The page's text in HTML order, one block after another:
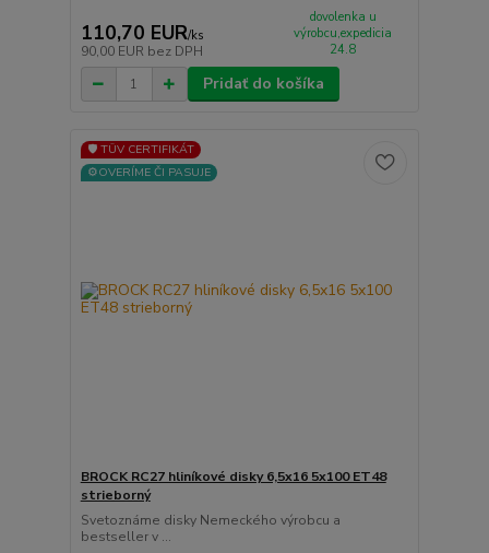
110,70 EUR/ks
90,00 EUR bez DPH
dovolenka u
výrobcu,expedicia
24.8
Pridať do košíka
🛡️ TÜV CERTIFIKÁT
⚙️OVERÍME ČI PASUJE
BROCK RC27 hliníkové disky 6,5x16 5x100 ET48
strieborný
Svetoznáme disky Nemeckého výrobcu a
bestseller v ...